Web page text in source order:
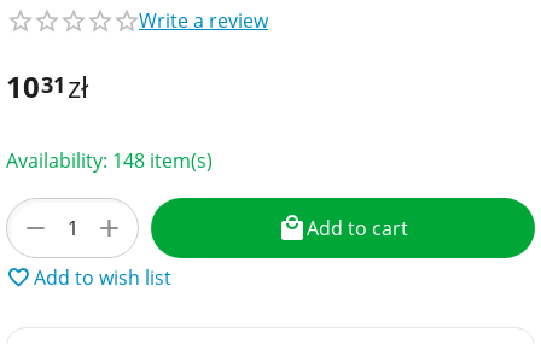
Write a review
1031 zł
Availability: 148 item(s)
+
−
Add to cart
Add to wish list